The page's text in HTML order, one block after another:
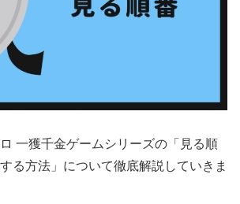
一獲千金ゲームシリーズの「見る順
る方法」について徹底解説していきま